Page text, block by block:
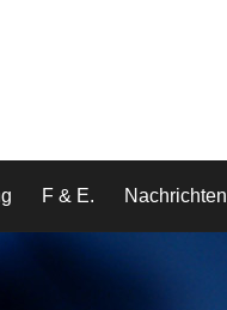
F & E. Nachrichten